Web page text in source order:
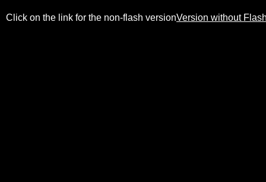
Click on the link for the non-flash versionVersion without